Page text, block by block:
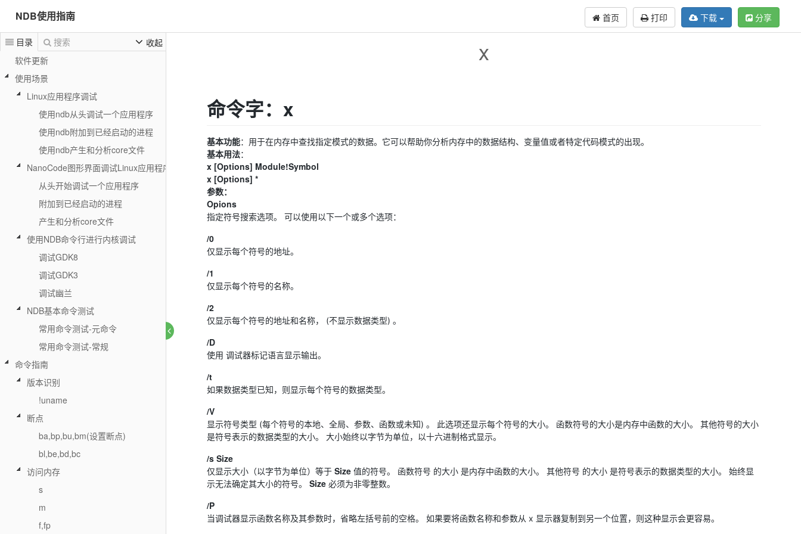
NDB使用指南 首页 打印 分享
下载
目录 搜索
收起
软件更新
使用场景
Linux应用程序调试
使用ndb从头调试一个应用程序
使用ndb附加到已经启动的进程
使用ndb产生和分析core文件
NanoCode图形界面调试Linux应用程序
从头开始调试一个应用程序
附加到已经启动的进程
产生和分析core文件
使用NDB命令行进行内核调试
调试GDK8
调试GDK3
调试幽兰
NDB基本命令测试
常用命令测试-元命令
常用命令测试-常规
命令指南
版本识别
!uname
断点
ba,bp,bu,bm(设置断点)
bl,be,bd,bc
访问内存
s
m
f,fp
x
命令字：x
基本功能：用于在内存中查找指定模式的数据。它可以帮助你分析内存中的数据结构、变量值或者特定代码模式的出现。
基本用法：
x [Options] Module!Symbol
x [Options] *
参数：
Opions
指定符号搜索选项。 可以使用以下一个或多个选项：
/0
仅显示每个符号的地址。
/1
仅显示每个符号的名称。
/2
仅显示每个符号的地址和名称， (不显示数据类型) 。
/D
使用 调试器标记语言显示输出。
/t
如果数据类型已知，则显示每个符号的数据类型。
/V
显示符号类型 (每个符号的本地、全局、参数、函数或未知) 。 此选项还显示每个符号的大小。 函数符号的大小是内存中函数的大小。 其他符号的大小
是符号表示的数据类型的大小。 大小始终以字节为单位，以十六进制格式显示。
/s Size
仅显示大小（以字节为单位）等于 Size 值的符号。 函数符号 的大小 是内存中函数的大小。 其他符号 的大小 是符号表示的数据类型的大小。 始终显
示无法确定其大小的符号。 Size 必须为非零整数。
/P
当调试器显示函数名称及其参数时，省略左括号前的空格。 如果要将函数名称和参数从 x 显示器复制到另一个位置，则这种显示会更容易。